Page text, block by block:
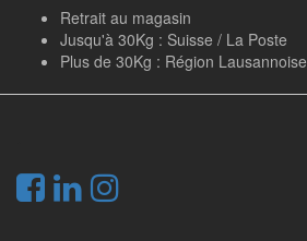
Retrait au magasin
Jusqu'à 30Kg : Suisse / La Poste
Plus de 30Kg : Région Lausannoise